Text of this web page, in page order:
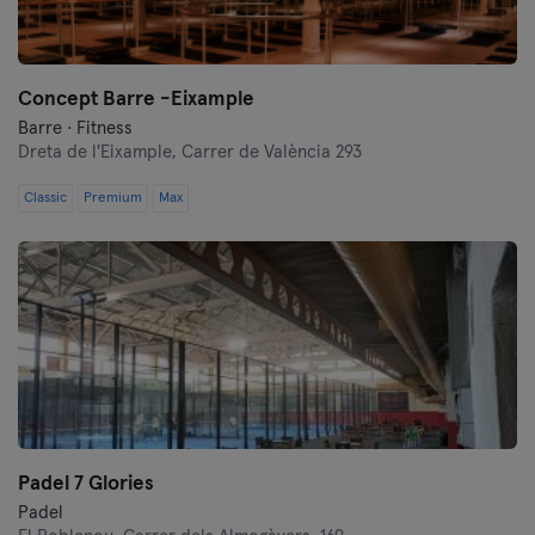
Concept Barre -Eixample
Barre · Fitness
Dreta de l'Eixample, Carrer de València 293
Classic Premium Max
Padel 7 Glories
Padel
Burgos
Cádiz
Castellón
Donostia / San Sebastián
Gijón
Girona